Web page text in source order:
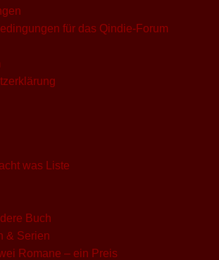
für das Qindie-Forum
was Liste
Buch
& Serien
Romane – ein Preis